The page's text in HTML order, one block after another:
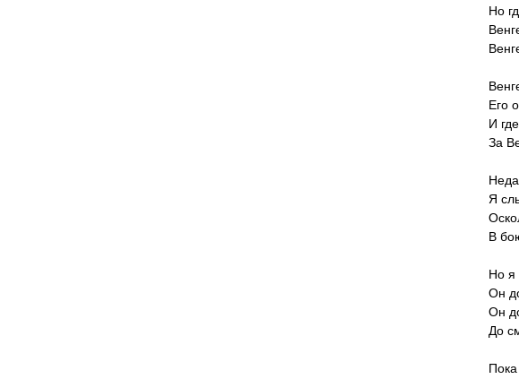
Но
Его
И
За
Я
В
Но я
Он
Он
До